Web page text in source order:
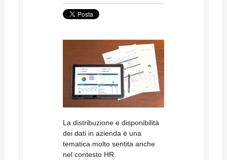
La distribuzione e disponibilità
dei dati in azienda è una
tematica molto sentita anche
nel contesto HR.